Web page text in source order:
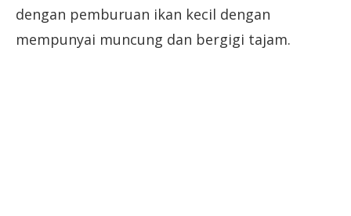
dengan pemburuan ikan kecil dengan
mempunyai muncung dan bergigi tajam.